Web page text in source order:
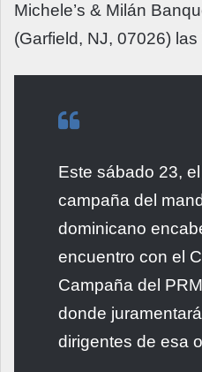
Michele’s & Milán
(Garfield, NJ, 07026)
Este sábado 23,
campaña del
dominicano
encuentro con el
Campaña del
donde
dirigentes de esa